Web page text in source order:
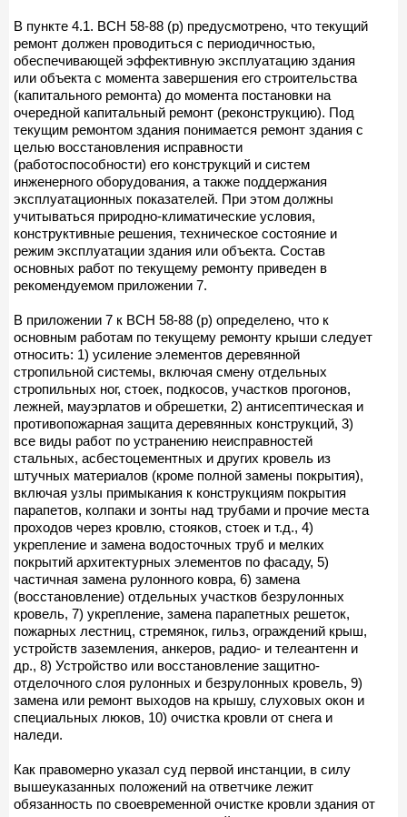
В пункте 4.1. ВСН 58-88 (р) предусмотрено, что текущий
ремонт должен проводиться с периодичностью,
обеспечивающей эффективную эксплуатацию здания
или объекта с момента завершения его строительства
(капитального ремонта) до момента постановки на
очередной капитальный ремонт (реконструкцию). Под
текущим ремонтом здания понимается ремонт здания с
целью восстановления исправности
(работоспособности) его конструкций и систем
инженерного оборудования, а также поддержания
эксплуатационных показателей. При этом должны
учитываться природно-климатические условия,
конструктивные решения, техническое состояние и
режим эксплуатации здания или объекта. Состав
основных работ по текущему ремонту приведен в
рекомендуемом приложении 7.
В приложении 7 к ВСН 58-88 (р) определено, что к
основным работам по текущему ремонту крыши следует
относить: 1) усиление элементов деревянной
стропильной системы, включая смену отдельных
стропильных ног, стоек, подкосов, участков прогонов,
лежней, мауэрлатов и обрешетки, 2) антисептическая и
противопожарная защита деревянных конструкций, 3)
все виды работ по устранению неисправностей
стальных, асбестоцементных и других кровель из
штучных материалов (кроме полной замены покрытия),
включая узлы примыкания к конструкциям покрытия
парапетов, колпаки и зонты над трубами и прочие места
проходов через кровлю, стояков, стоек и т.д., 4)
укрепление и замена водосточных труб и мелких
покрытий архитектурных элементов по фасаду, 5)
частичная замена рулонного ковра, 6) замена
(восстановление) отдельных участков безрулонных
кровель, 7) укрепление, замена парапетных решеток,
пожарных лестниц, стремянок, гильз, ограждений крыш,
устройств заземления, анкеров, радио- и телеантенн и
др., 8) Устройство или восстановление защитно-
отделочного слоя рулонных и безрулонных кровель, 9)
замена или ремонт выходов на крышу, слуховых окон и
специальных люков, 10) очистка кровли от снега и
наледи.
Как правомерно указал суд первой инстанции, в силу
вышеуказанных положений на ответчике лежит
обязанность по своевременной очистке кровли здания от